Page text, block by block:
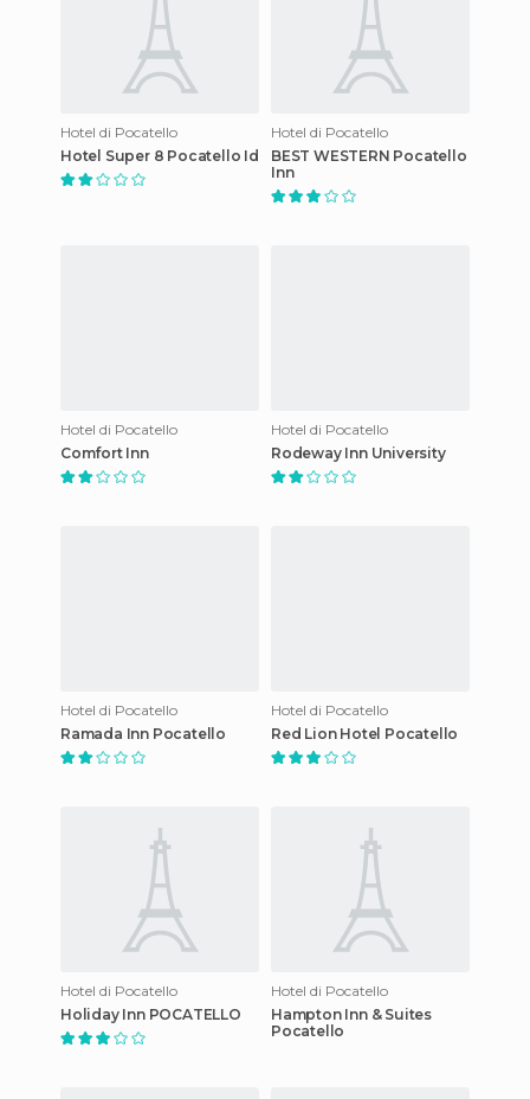
Hotel di Pocatello
Hotel Super 8 Pocatello Id
Hotel di Pocatello
BEST WESTERN Pocatello
Inn
Hotel di Pocatello
Comfort Inn
Hotel di Pocatello
Rodeway Inn University
Hotel di Pocatello
Ramada Inn Pocatello
Hotel di Pocatello
Red Lion Hotel Pocatello
Hotel di Pocatello
Holiday Inn POCATELLO
Hotel di Pocatello
Hampton Inn & Suites
Pocatello